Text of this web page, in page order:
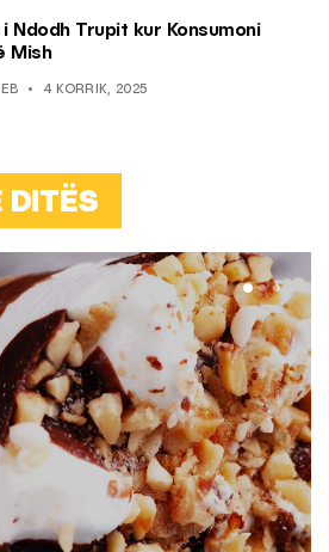
Ndodh Trupit kur Konsumoni
Mish
4 KORRIK, 2025
DITËS